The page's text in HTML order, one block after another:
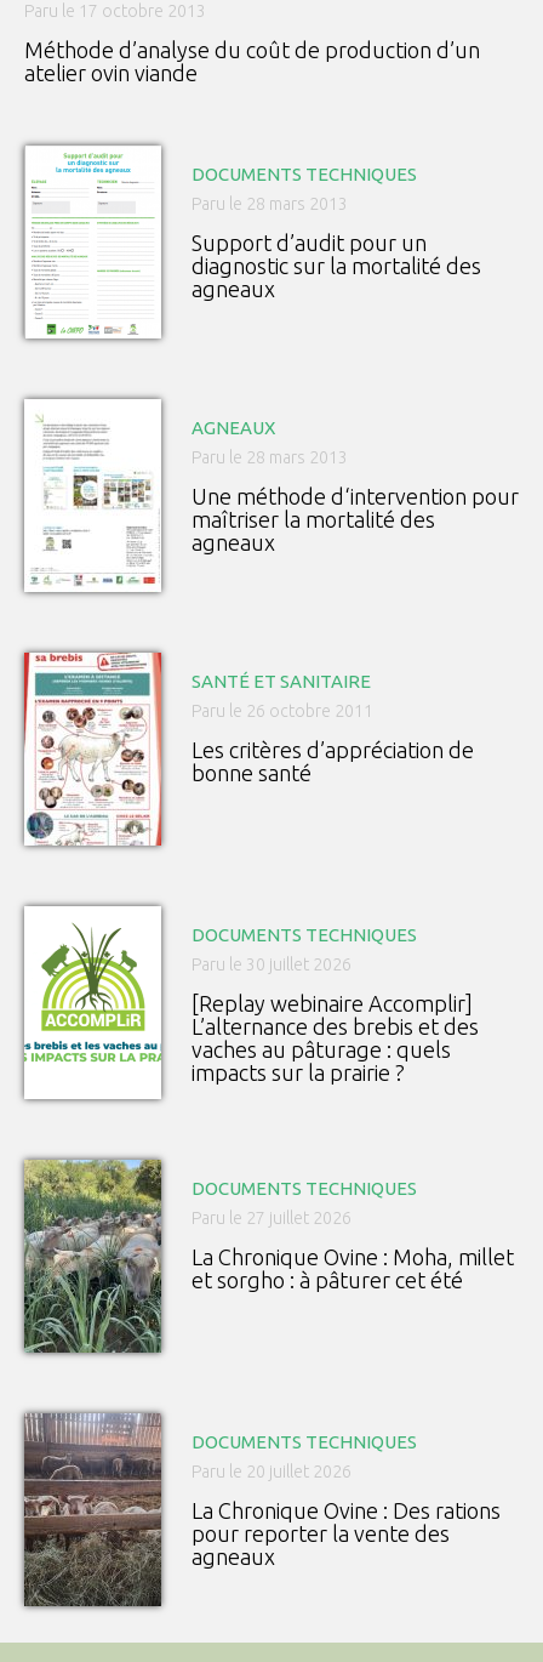
Paru le 17 octobre 2013
Méthode d’analyse du coût de production d’un
atelier ovin viande
DOCUMENTS TECHNIQUES
Paru le 28 mars 2013
Support d’audit pour un
diagnostic sur la mortalité des
agneaux
AGNEAUX
Paru le 28 mars 2013
Une méthode d‘intervention pour
maîtriser la mortalité des
agneaux
SANTÉ ET SANITAIRE
Paru le 26 octobre 2011
Les critères d’appréciation de
bonne santé
DOCUMENTS TECHNIQUES
Paru le 30 juillet 2026
[Replay webinaire Accomplir]
L’alternance des brebis et des
vaches au pâturage : quels
impacts sur la prairie ?
DOCUMENTS TECHNIQUES
Paru le 27 juillet 2026
La Chronique Ovine : Moha, millet
et sorgho : à pâturer cet été
DOCUMENTS TECHNIQUES
Paru le 20 juillet 2026
La Chronique Ovine : Des rations
pour reporter la vente des
agneaux